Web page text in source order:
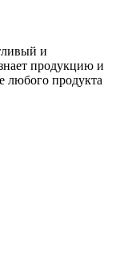
и
продукцию и
любого продукта